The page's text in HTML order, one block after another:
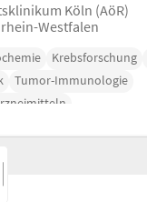
Köln (AöR)
Westfalen
Krebsforschung
Tumor-Immunologie